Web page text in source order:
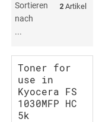
Sortieren
nach
...
2 Artikel
Toner for
use in
Kyocera FS
1030MFP HC
5k